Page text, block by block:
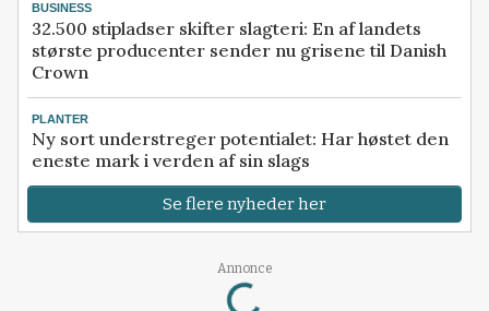
BUSINESS
32.500 stipladser skifter slagteri: En af landets
største producenter sender nu grisene til Danish
Crown
PLANTER
Ny sort understreger potentialet: Har høstet den
eneste mark i verden af sin slags
Se flere nyheder her
Annonce
Loading...